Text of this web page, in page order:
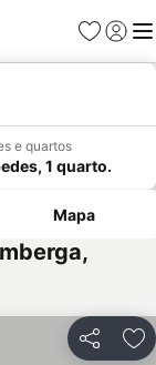
Favoritos
Iniciar
e quartos
1 quarto.
Mapa
Partilhar